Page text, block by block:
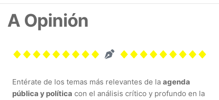
A Opinión
Entérate de los temas más relevantes de la agenda
pública y política con el análisis crítico y profundo en la